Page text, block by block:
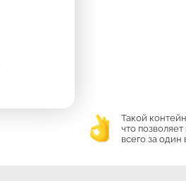
Такой
что
всего за один